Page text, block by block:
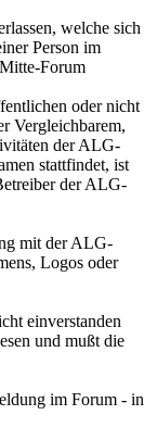
welche sich
Person im
Forum
oder nicht
Vergleichbarem,
der ALG-
stattfindet, ist
der ALG-
mit der ALG-
Logos oder
einverstanden
und mußt die
im Forum - in